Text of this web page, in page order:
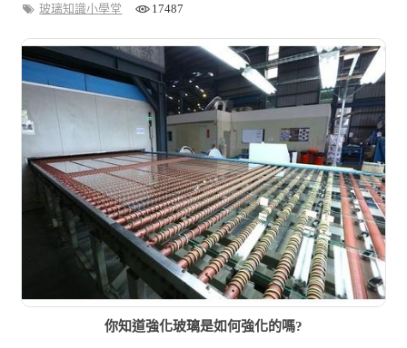
玻璃知識小學堂
17487
你知道強化玻璃是如何強化的嗎?